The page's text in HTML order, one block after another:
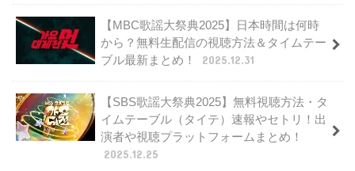
【MBC歌謡大祭典2025】日本時間は何時
から？無料生配信の視聴方法＆タイムテー
ブル最新まとめ！
2025.12.31
【SBS歌謡大祭典2025】無料視聴方法・タ
イムテーブル（タイテ）速報やセトリ！出
演者や視聴プラットフォームまとめ！
2025.12.25